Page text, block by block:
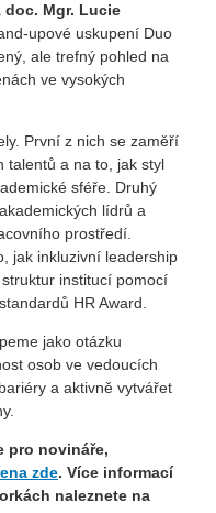
doc. Mgr. Lucie
upové uskupení Duo
ale trefný pohled na
ve vysokých
První z nich se zaměří
talentů a na to, jak styl
sféře. Druhý
lídrů a
prostředí.
jak inkluzivní leadership
institucí pomocí
HR Award.
jako otázku
osob ve vedoucích
a aktivně vytvářet
pro novináře,
zde. Více informací
naleznete na